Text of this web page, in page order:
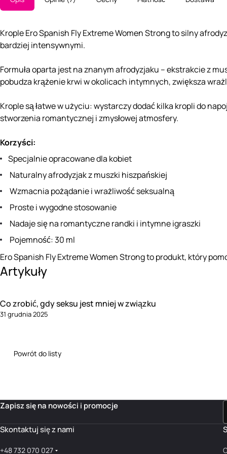
Krople Ero Spanish Fly Extreme Women Strong to silny
bardziej intensywnymi.
Formuła oparta jest na znanym afrodyzjaku – ekstrakcie z
pobudza krążenie krwi w okolicach intymnych, zwiększa
Krople są łatwe w użyciu: wystarczy dodać kilka kropli do
stworzenia romantycznej i zmysłowej atmosfery.
Korzyści:
Specjalnie opracowane dla kobiet
Naturalny afrodyzjak z muszki hiszpańskiej
Wzmacnia pożądanie i wrażliwość seksualną
Proste i wygodne stosowanie
Nadaje się na romantyczne randki i intymne igraszki
Pojemność: 30 ml
Ero Spanish Fly Extreme Women Strong to produkt, który
Artykuły
Co zrobić, gdy seksu jest mniej w związku
31 grudnia 2025
Powrót do listy
Zapisz się na nowości i promocje
Skontaktuj się z nami
+48 732 070 027